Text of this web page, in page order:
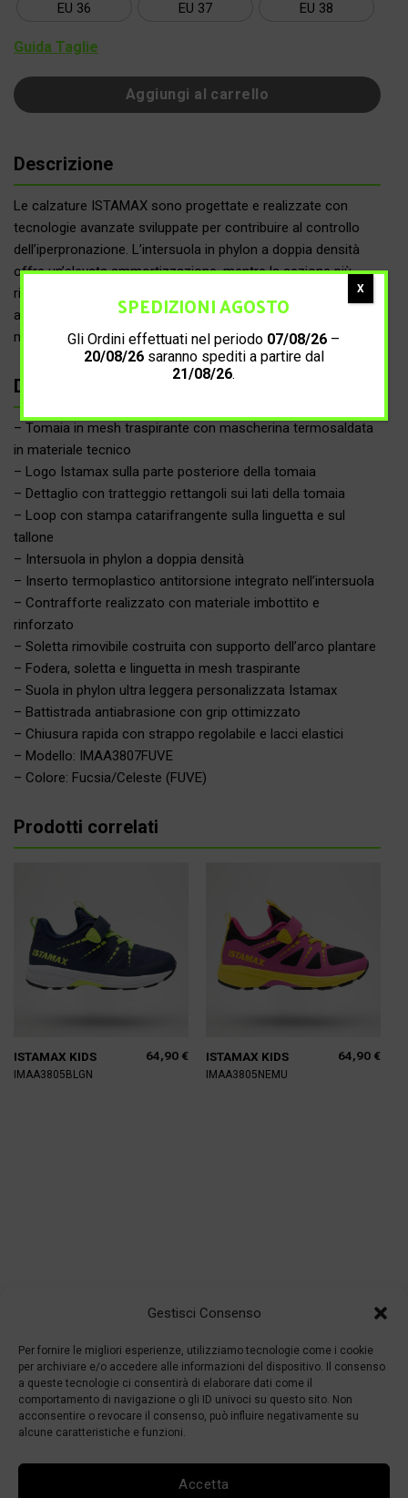
Gestisci Consenso
Per fornire le migliori esperienze, utilizziamo tecnologie come i cookie
per archiviare e/o accedere alle informazioni del dispositivo. Il consenso
a queste tecnologie ci consentirà di elaborare dati come il
comportamento di navigazione o gli ID univoci su questo sito. Non
acconsentire o revocare il consenso, può influire negativamente su
alcune caratteristiche e funzioni.
Accetta
EU 36 EU 37 EU 38
Guida Taglie
Aggiungi al carrello
Descrizione
Le calzature ISTAMAX sono progettate e realizzate con
tecnologie avanzate sviluppate per contribuire al controllo
dell’iperpronazione. L’intersuola in phylon a doppia densità
offre un’elevata ammortizzazione, mentre la sezione più
rigida nella zona centrale interna, in sinergia con l’inserto
antitorsione e con il contrafforte rinforzato, forniscono
maggiore stabilità limitando l’eccessiva pronazione.
Dettagli prodotto
– Tomaia in mesh traspirante con mascherina termosaldata
in materiale tecnico
– Logo Istamax sulla parte posteriore della tomaia
– Dettaglio con tratteggio rettangoli sui lati della tomaia
– Loop con stampa catarifrangente sulla linguetta e sul
tallone
– Intersuola in phylon a doppia densità
– Inserto termoplastico antitorsione integrato nell’intersuola
– Contrafforte realizzato con materiale imbottito e
rinforzato
– Soletta rimovibile costruita con supporto dell’arco plantare
– Fodera, soletta e linguetta in mesh traspirante
– Suola in phylon ultra leggera personalizzata Istamax
– Battistrada antiabrasione con grip ottimizzato
– Chiusura rapida con strappo regolabile e lacci elastici
– Modello: IMAA3807FUVE
– Colore: Fucsia/Celeste (FUVE)
Prodotti correlati
ISTAMAX KIDS 64,90 €
IMAA3805BLGN
ISTAMAX KIDS 64,90 €
IMAA3805NEMU
SPEDIZIONI AGOSTO
Gli Ordini effettuati nel periodo 07/08/26 –
20/08/26saranno spediti a partire dal
21/08/26.
X